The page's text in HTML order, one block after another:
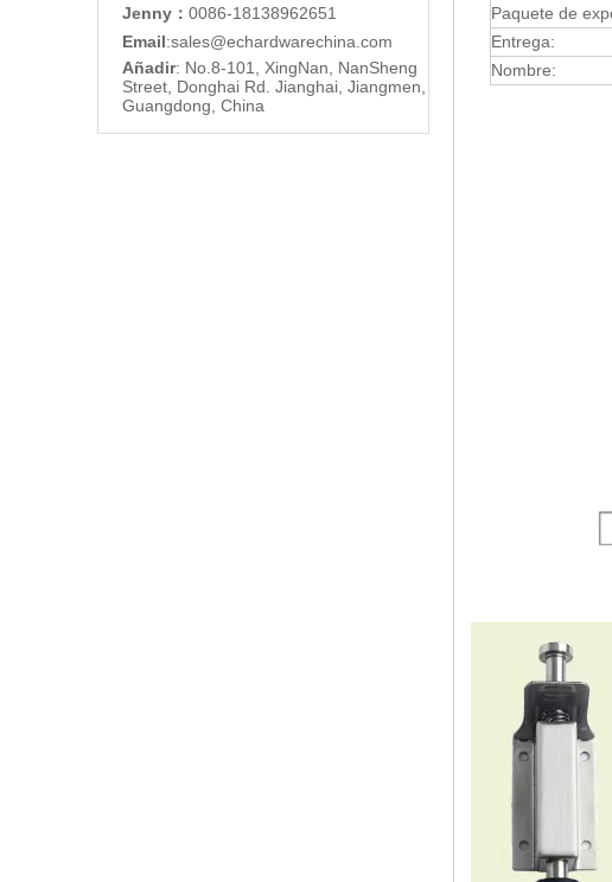
Jenny： 0086-18138962651
Email:sales@echardwarechina.com
Añadir: No.8-101, XingNan, NanSheng
Street, Donghai Rd. Jianghai, Jiangmen,
Guangdong, China
Paquete de
Entrega:
Nombre: